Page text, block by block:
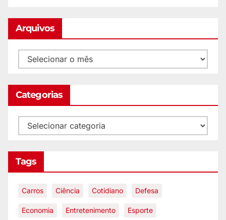
Arquivos
Categorias
Tags
Carros Ciência Cotidiano Defesa
Economia Entretenimento Esporte